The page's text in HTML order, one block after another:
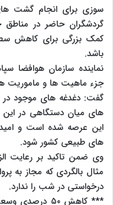
سوزی برای انجام گشت
گردشگران حاضر در
کمک بزرگی برای کاهش
باشد.
نماینده سازمان هوافضا
جزء ماهیت ها و ماموریت
گفت: دغدغه های موجود در
های میان دستگاهی در این
این عرصه شده است و
های طبیعی کشور شود.
وی ضمن تاکید بر رعایت
مثال بالگردی که مجاز به
درخواستی در شب را ندارد.